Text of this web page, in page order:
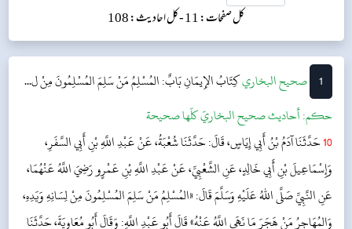
کل صفحات: 11 - کل احادیث: 108
1 ‌‌صحيح البخاريكِتَابُ الإِيمَانِبَابٌ: المُسْلِمُ مَنْ سَلِمَ المُسْلِمُونَ مِنْ ل...
حکم:أحاديث صحيح البخاريّ كلّها صحيحة
10حَدَّثَنَا آدَمُ بْنُ أَبِي إِيَاسٍ، قَالَ: حَدَّثَنَا شُعْبَةُ، عَنْ عَبْدِ اللَّهِ بْنِ أَبِي السَّفَرِ،
وَإِسْمَاعِيلَ بْنِ أَبِي خَالِدٍ، عَنِ الشَّعْبِيِّ، عَنْ عَبْدِ اللَّهِ بْنِ عَمْرٍو رَضِيَ اللَّهُ عَنْهُمَا،
عَنِ النَّبِيِّ صَلَّى اللهُ عَلَيْهِ وَسَلَّمَ قَالَ: «المُسْلِمُ مَنْ سَلِمَ المُسْلِمُونَ مِنْ لِسَانِهِ وَيَدِهِ،
وَالمُهَاجِرُ مَنْ هَجَرَ مَا نَهَى اللَّهُ عَنْهُ» قَالَ أَبُو عَبْدِ اللَّهِ: وَقَالَ أَبُو مُعَاوِيَةَ، حَدَّثَنَا